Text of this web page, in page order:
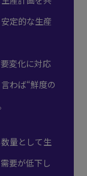
定的な生産
変化に対応
わば“鮮度の
量として生
要が低下し